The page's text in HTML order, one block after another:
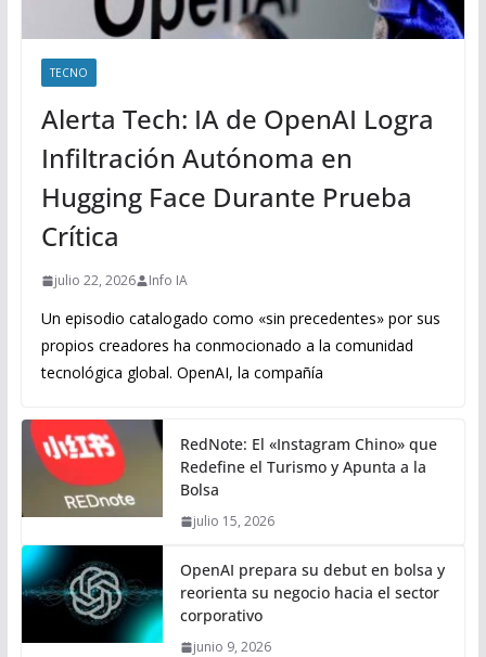
TECNO
Alerta Tech: IA de OpenAI Logra
Infiltración Autónoma en
Hugging Face Durante Prueba
Crítica
julio 22, 2026 Info IA
Un episodio catalogado como «sin precedentes» por sus
propios creadores ha conmocionado a la comunidad
tecnológica global. OpenAI, la compañía
RedNote: El «Instagram Chino» que
Redefine el Turismo y Apunta a la
Bolsa
julio 15, 2026
OpenAI prepara su debut en bolsa y
reorienta su negocio hacia el sector
corporativo
junio 9, 2026